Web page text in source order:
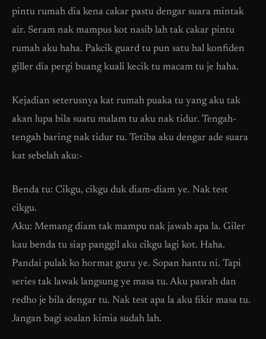
pintu rumah dia kena cakar pastu dengar suara mintak
air. Seram nak mampus kot nasib lah tak cakar pintu
rumah aku haha. Pakcik guard tu pun satu hal konfiden
giller dia pergi buang kuali kecik tu macam tu je haha.
Kejadian seterusnya kat rumah puaka tu yang aku tak
akan lupa bila suatu malam tu aku nak tidur. Tengah-
tengah baring nak tidur tu. Tetiba aku dengar ade suara
kat sebelah aku:-
Benda tu: Cikgu, cikgu duk diam-diam ye. Nak test
cikgu.
Aku: Memang diam tak mampu nak jawab apa la. Giler
kau benda tu siap panggil aku cikgu lagi kot. Haha.
Pandai pulak ko hormat guru ye. Sopan hantu ni. Tapi
series tak lawak langsung ye masa tu. Aku pasrah dan
redho je bila dengar tu. Nak test apa la aku fikir masa tu.
Jangan bagi soalan kimia sudah lah.